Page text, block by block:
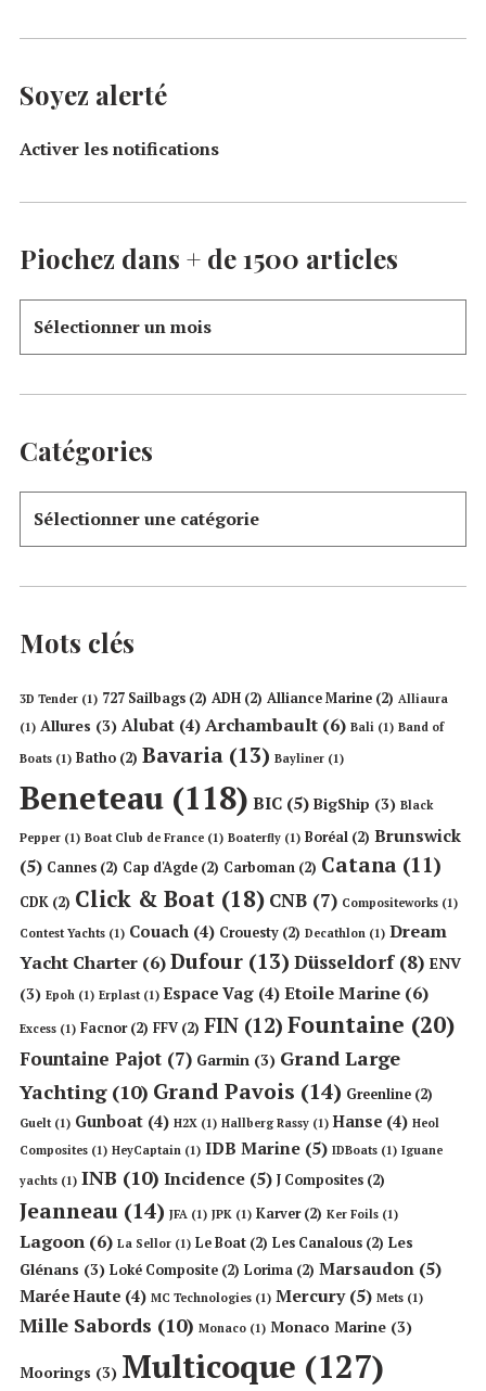
Soyez alerté
Activer les notifications
Piochez dans + de 1500 articles
Catégories
Mots clés
3D Tender (1) 727 Sailbags (2) ADH (2) Alliance Marine (2) Alliaura
(1) Allures (3) Alubat (4) Archambault (6) Bali (1) Band of
Boats (1) Batho (2) Bavaria (13) Bayliner (1)
Beneteau (118) BIC (5) BigShip (3) Black
Pepper (1) Boat Club de France (1) Boaterfly (1) Boréal (2) Brunswick
(5) Cannes (2) Cap d'Agde (2) Carboman (2) Catana (11)
CDK (2) Click & Boat (18) CNB (7) Compositeworks (1)
Contest Yachts (1) Couach (4) Crouesty (2) Decathlon (1) Dream
Yacht Charter (6)Dufour (13) Düsseldorf(8) ENV
(3) Epoh (1) Erplast (1) Espace Vag (4) Etoile Marine (6)
Excess (1) Facnor(2) FFV (2) FIN (12) Fountaine (20)
Fountaine Pajot (7) Garmin (3) Grand Large
Yachting(10) Grand Pavois (14) Greenline (2)
Guelt (1) Gunboat (4) H2X (1) Hallberg Rassy (1) Hanse (4) Heol
Composites (1) HeyCaptain (1) IDB Marine (5) IDBoats (1) Iguane
yachts (1) INB (10) Incidence (5) J Composites (2)
Jeanneau (14) JFA (1) JPK (1) Karver(2) Ker Foils (1)
Lagoon (6) La Sellor (1) Le Boat (2) Les Canalous (2) Les
Glénans (3) Loké Composite (2) Lorima (2) Marsaudon (5)
Marée Haute (4) MC Technologies (1) Mercury(5) Mets (1)
Mille Sabords (10) Monaco (1) Monaco Marine (3)
Moorings (3) Multicoque (127)